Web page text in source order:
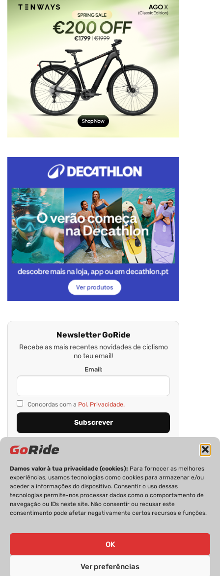
Damos valor à tua privacidade (cookies): Para fornecer as melhores
experiências, usamos tecnologias como cookies para armazenar e/ou
aceder a informações do dispositivo. Consentir o uso dessas
tecnologias permite-nos processar dados como o comportamento de
navegação ou IDs neste site. Não consentir ou recusar este
consentimento pode afetar negativamente certos recursos e funções.
OK
Ver preferências
Newsletter GoRide
Recebe as mais recentes novidades de ciclismo
no teu email!
Email:
Concordas com a Pol. Privacidade.
PRIVACIDADE FICHA TÉCNICA
ESTATUTO EDITORIAL